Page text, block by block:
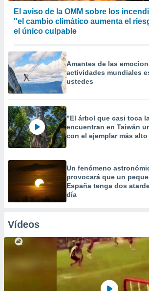
El aviso de la OMM sobre los
"el cambio climático aumenta el
el único culpable
Amantes de las
actividades mundiales
ustedes
"El árbol que casi toca
encuentran en Taiwán
con el ejemplar más
Un fenómeno
provocará que un
España tenga dos
día
Vídeos